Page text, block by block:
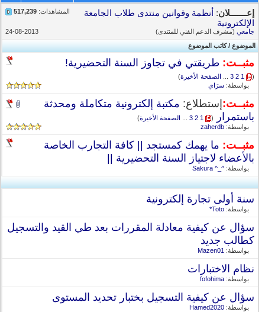
المشاهدات:517,239 إعـــــــلان:أنظمة وقوانين منتدى طلاب الجامعة
الإلكترونية
24-08-2013 جامعي(مشرف الدعم الفني للمنتدى)
الموضوع/كاتب الموضوع
مثبــت: طريقتي في تجاوز السنة التحضيرية!
1
2
3
... الصفحة الأخيرة)
بواسطة:سرَاي
مثبــت:إستطلاع:مكتبة إلكترونية متكاملة ومحدثة
باستمرار ‏
1
2
3
... الصفحة الأخيرة)
بواسطة:zaherdb
مثبــت: ما يهمك كمستجد || كافة التجارب الخاصة
بالأعضاء لاجتياز السنة التحضيرية ||
بواسطة:^_^ Sakura
سنة أولى تجارة إلكترونية
بواسطة:Toto*
سؤال عن كيفية معادلة المقررات بعد طي القيد والتسجيل
كطالب جديد
بواسطة:Mazen01
نظام الاختبارات
بواسطة:fofohima
سؤال عن كيفية التسجيل بختبار تحديد المستوى
بواسطة:Hamed2020